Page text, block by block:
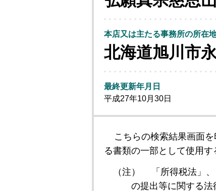
本店又は主たる事務所の所在
北海道旭川市
最終更新年月日
平成27年10月30日
こちらの検索結果画面
る書類の一部として使用す
（注）
「所得税法」
の提出等に関する